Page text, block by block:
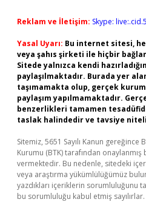
Reklam ve İletişim: Skype:
Yasal Uyarı: Bu internet sitesi,
veya şahıs şirketi ile hiçbir
Sitede yalnızca kendi
paylaşılmaktadır. Burada yer
taşımamakta olup, gerçek
paylaşım yapılmamaktadır.
benzerlikleri tamamen
taslak halindedir ve tavsiye
Sitemiz, 5651 Sayılı Kanun
Kurumu (BTK) tarafından onaylanmış
vermektedir. Bu nedenle, sitedeki
veya araştırma yükümlülüğümüz
yazdıkları içeriklerin sorumluluğunu
bu sorumluluğu kabul etmiş sayılırlar.